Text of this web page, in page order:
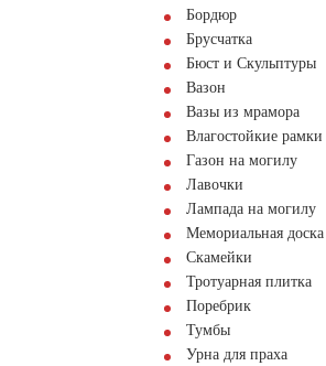
Бордюр
Брусчатка
Бюст и Скульптуры
Вазон
Вазы из мрамора
Влагостойкие рамки
Газон на могилу
Лавочки
Лампада на могилу
Мемориальная доска
Скамейки
Тротуарная плитка
Поребрик
Тумбы
Урна для праха